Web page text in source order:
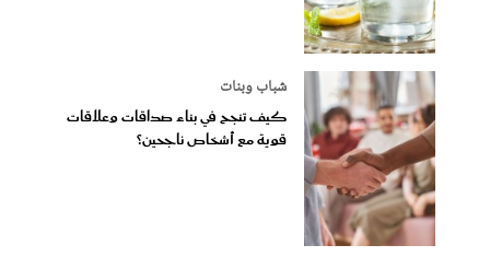
شباب وبنات
كيف تنجح في بناء صداقات وعلاقات
قوية مع أشخاص ناجحين؟